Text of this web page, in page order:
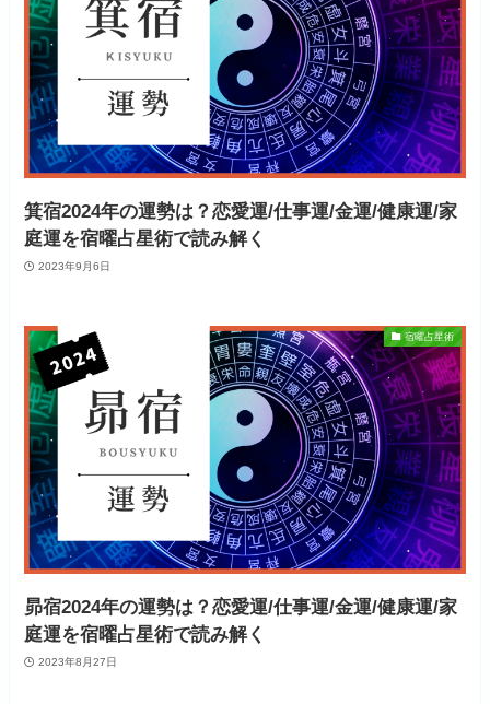
箕宿2024年の運勢は？恋愛運/仕事運/金運/健康運/家
庭運を宿曜占星術で読み解く
2023年9月6日
宿曜占星術
昴宿2024年の運勢は？恋愛運/仕事運/金運/健康運/家
庭運を宿曜占星術で読み解く
2023年8月27日